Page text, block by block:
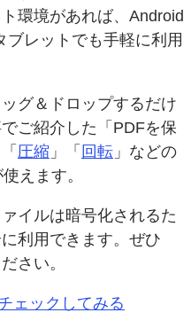
環境があれば、Android
レットでも手軽に利用
グ＆ドロップするだけ
ご紹介した「PDFを保
圧縮 」「 回転 」などの
えます。
イルは暗号化されるた
利用できます。ぜひ
さい。
ェックしてみる